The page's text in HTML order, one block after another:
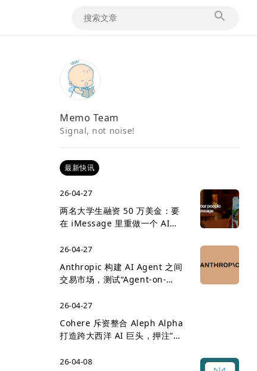
Memo Team
Signal, not noise!
最新快讯
26-04-27
两名大学生融资 50 万美金：要
在 iMessage 里重做一个 AI
26-04-27
Anthropic 构建 AI Agent 之间
交易市场，测试“Agent-on-
26-04-27
Cohere 斥资整合 Aleph Alpha
打造跨大西洋 AI 巨头，押注“主
26-04-08